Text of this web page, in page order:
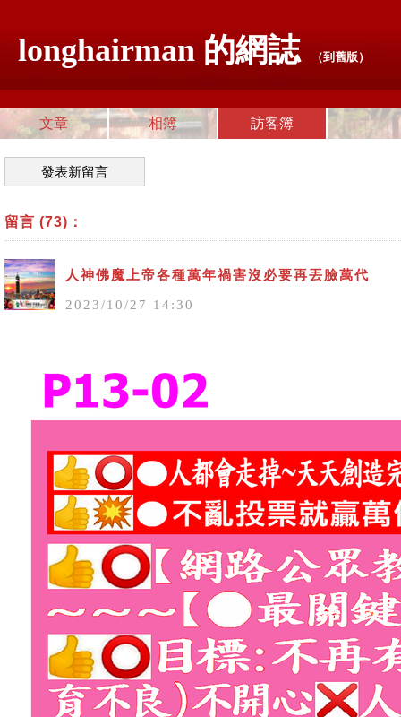
longhairman 的網誌（到舊版）
文章 相簿 訪客簿
發表新留言
留言 (73)：
人神佛魔上帝各種萬年禍害沒必要再丟臉萬代
2023/10/27 14:30